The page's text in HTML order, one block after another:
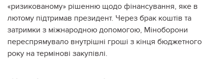
«ризикованому» рішенню щодо фінансування, яке в
лютому підтримав президент. Через брак коштів та
затримки з міжнародною допомогою, Міноборони
переспрямувало внутрішні гроші з кінця бюджетного
року на термінові закупівлі.